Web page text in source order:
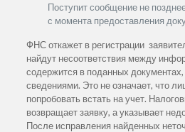
Поступит сообщение не
с момента предоставления
ФНС откажет в регистрации
найдут несоответствия между
содержится в поданных
сведениями. Это не означает, что
попробовать встать на учет.
возвращает заявку, а указывает
После исправления найденных